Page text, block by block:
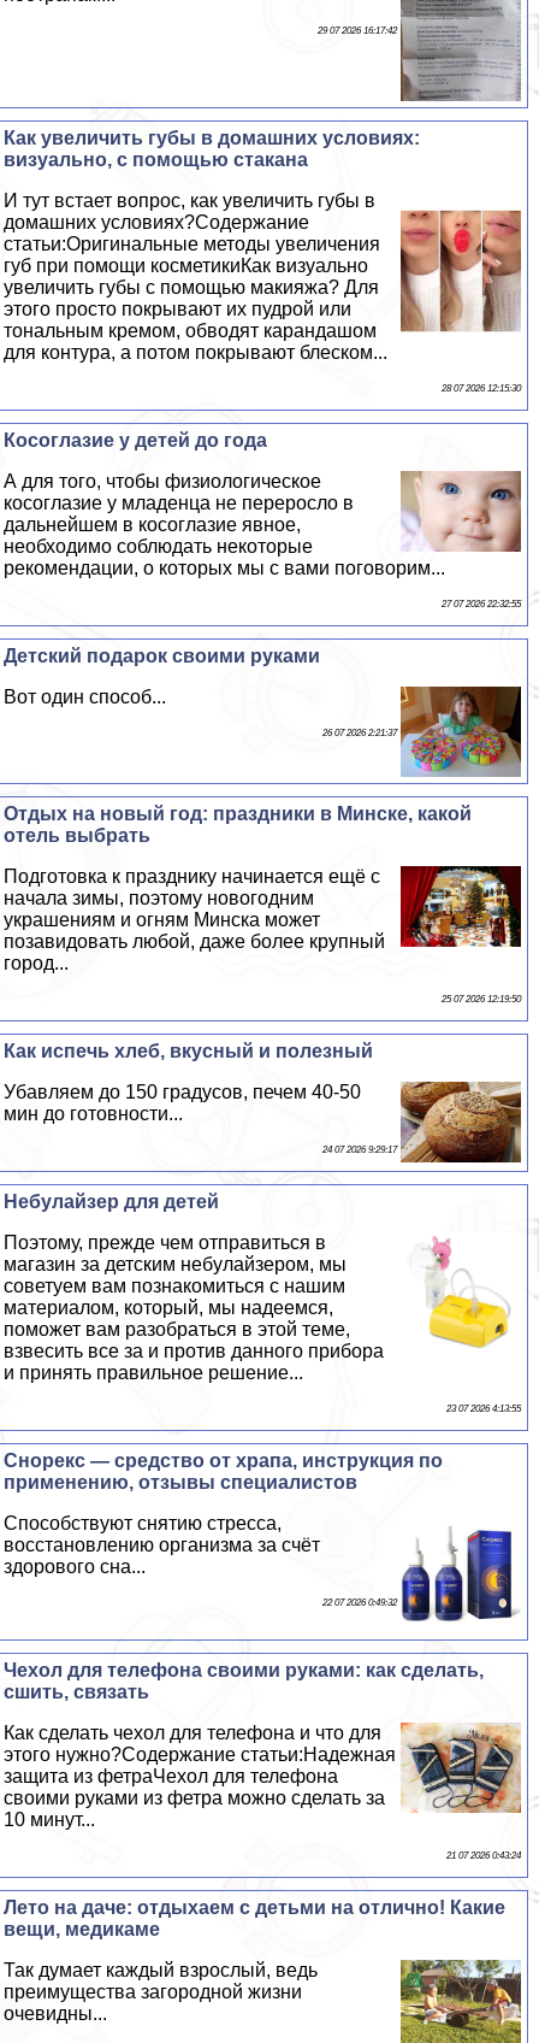
29 07 2026 16:17:42
Как увеличить губы в домашних условиях:
визуально, с помощью стакана
И тут встает вопрос, как увеличить губы в
домашних условиях?Содержание
статьи:Оригинальные методы увеличения
губ при помощи косметикиКак визуально
увеличить губы с помощью макияжа? Для
этого просто покрывают их пудрой или
тональным кремом, обводят карандашом
для контура, а потом покрывают блеском...
28 07 2026 12:15:30
Косоглазие у детей до года
А для того, чтобы физиологическое
косоглазие у младенца не переросло в
дальнейшем в косоглазие явное,
необходимо соблюдать некоторые
рекомендации, о которых мы с вами поговорим...
27 07 2026 22:32:55
Детский подарок своими руками
Вот один способ...
26 07 2026 2:21:37
Отдых на новый год: праздники в Минске, какой
отель выбрать
Подготовка к празднику начинается ещё с
начала зимы, поэтому новогодним
украшениям и огням Минска может
позавидовать любой, даже более крупный
город...
25 07 2026 12:19:50
Как испечь хлеб, вкусный и полезный
Убавляем до 150 градусов, печем 40-50
мин до готовности...
24 07 2026 9:29:17
Небулайзер для детей
Поэтому, прежде чем отправиться в
магазин за детским небулайзером, мы
советуем вам познакомиться с нашим
материалом, который, мы надеемся,
поможет вам разобраться в этой теме,
взвесить все за и против данного прибора
и принять правильное решение...
23 07 2026 4:13:55
Снорекс — средство от храпа, инструкция по
применению, отзывы специалистов
Способствуют снятию стресса,
восстановлению организма за счёт
здорового сна...
22 07 2026 0:49:32
Чехол для телефона своими руками: как сделать,
сшить, связать
Как сделать чехол для телефона и что для
этого нужно?Содержание статьи:Надежная
защита из фетраЧехол для телефона
своими руками из фетра можно сделать за
10 минут...
21 07 2026 0:43:24
Лето на даче: отдыхаем с детьми на отлично! Какие
вещи, медикаме
Так думает каждый взрослый, ведь
преимущества загородной жизни
очевидны...